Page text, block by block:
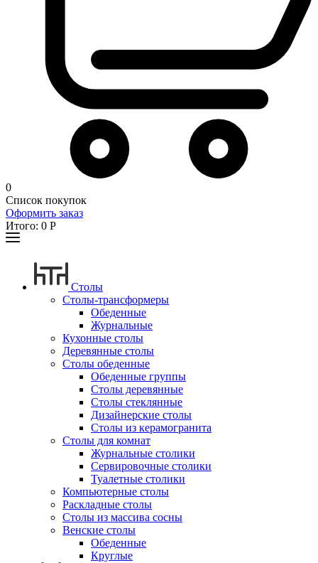
0
Список покупок
Оформить заказ
Итого: 0 Р
Столы
Столы-трансформеры
Обеденные
Журнальные
Кухонные столы
Деревянные столы
Столы обеденные
Обеденные группы
Столы деревянные
Столы стеклянные
Дизайнерские столы
Столы из керамогранита
Столы для комнат
Журнальные столики
Сервировочные столики
Туалетные столики
Компьютерные столы
Раскладные столы
Столы из массива сосны
Венские столы
Обеденные
Круглые